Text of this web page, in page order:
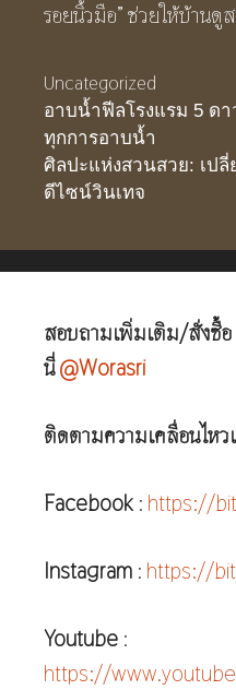
รอยนิ้วมือ” ช่วยให้บ้านดู
Categories
Uncategorized
อาบน้ำฟีลโรงแรม 5 ดา
ทุกการอาบน้ำ
ศิลปะแห่งสวนสวย: เป
ดีไซน์วินเทจ
สอบถามเพิ่มเติม/สั่งซื้
นี่@Worasri
ติดตามความเคลื่อนไหว
Facebook : https://
Instagram : https://
Youtube :
https://